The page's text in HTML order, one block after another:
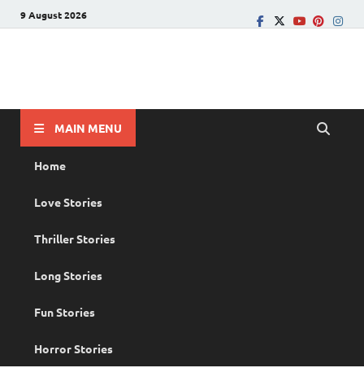
9 August 2026
MAIN MENU
Home
Love Stories
Thriller Stories
Long Stories
Fun Stories
Horror Stories